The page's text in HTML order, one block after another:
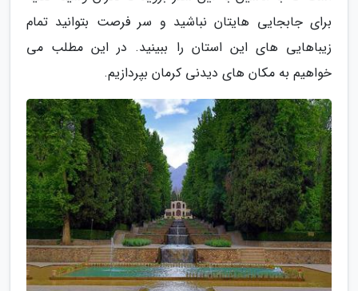
برای جابجایی هایتان نباشید و سر فرصت بتوانید تمام
زیباهایی های این استان را ببینید. در این مطلب می
خواهیم به مکان های دیدنی کرمان بپردازیم.